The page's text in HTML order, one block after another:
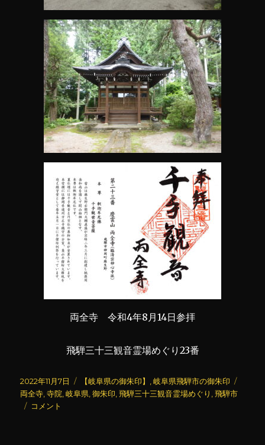
両全寺 令和4年8月14日参拝
飛騨三十三観音霊場めぐり23番
投
稿
日:
2022年11月7日
カ
テ
【岐阜県の御朱印】 ,岐阜県飛騨市の御朱印
両全寺 ,寺院 ,岐阜県 ,御朱印 ,飛騨三十三観音霊場めぐり ,飛騨市
両
コメント